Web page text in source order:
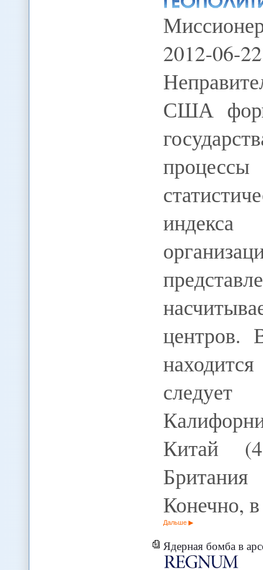
2012-06-
США
центров.
Китай
Конечно,
Дальше
Ядерная бомба в арсенале